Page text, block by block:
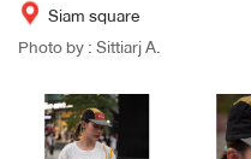
Siam square
Photo by : Sittiarj A.